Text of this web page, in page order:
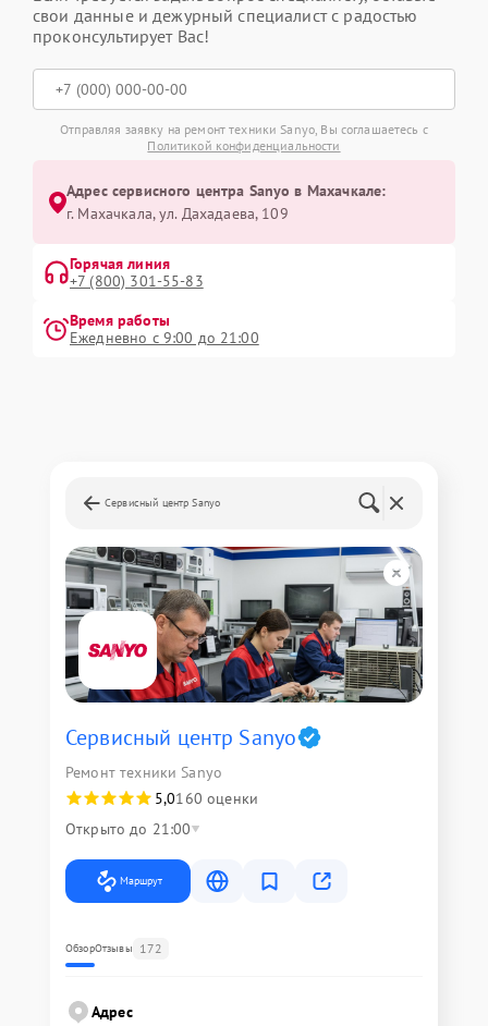
свои данные и дежурный специалист с радостью
проконсультирует Вас!
Отправляя заявку на ремонт техники Sanyo, Вы соглашаетесь с
Политикой конфиденциальности
Адрес сервисного центра Sanyo в Махачкале:
г. Махачкала, ул. Дахадаева, 109
Горячая линия
+7 (800) 301-55-83
Время работы
Ежедневно с 9:00 до 21:00
Сервисный центр Sanyo
Сервисный центр Sanyo
Ремонт техники Sanyo
5,0160 оценки
Открыто до 21:00
Маршрут
ОбзорОтзывы 172
Адрес